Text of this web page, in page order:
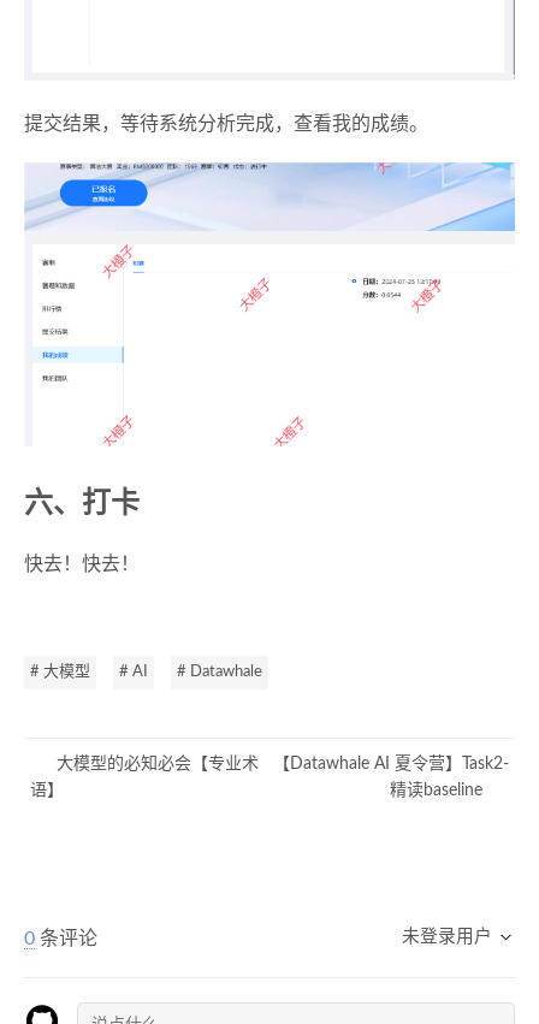
提交结果，等待系统分析完成，查看我的成绩。
六、打卡
快去！快去！
# 大模型 # AI # Datawhale
大模型的必知必会【专业术
语】
【Datawhale AI 夏令营】Task2-
精读baseline
0 条评论 未登录用户